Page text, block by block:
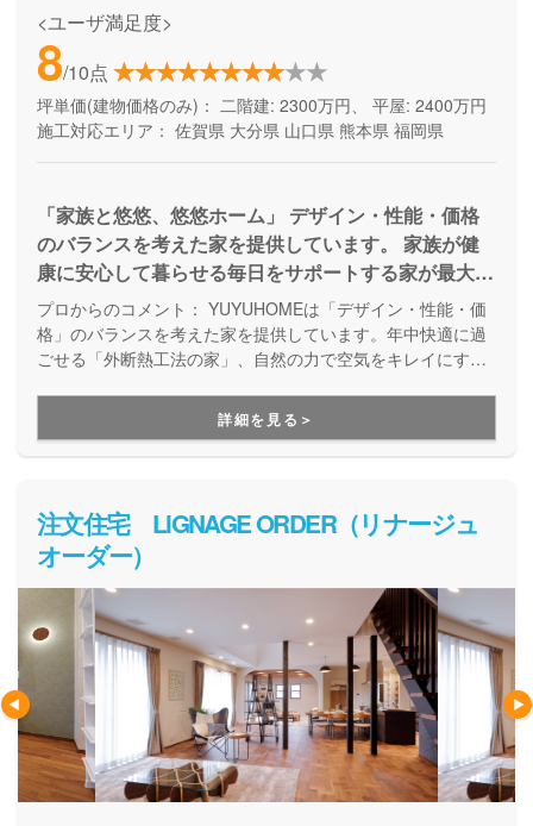
<ユーザ満足度>
8/10点
坪単価(建物価格のみ)： 二階建: 2300万円、 平屋: 2400万円
施工対応エリア： 佐賀県 大分県 山口県 熊本県 福岡県
「家族と悠悠、悠悠ホーム」 デザイン・性能・価格
のバランスを考えた家を提供しています。 家族が健
康に安心して暮らせる毎日をサポートする家が最大の
コンセプトです。 身体に優しい住空間と、ライフス
タイルに合わせた自由設計に自信があります。
プロからのコメント： YUYUHOMEは「デザイン・性能・価
格」のバランスを考えた家を提供しています。年中快適に過
ごせる「外断熱工法の家」、自然の力で空気をキレイにする
族の快適な暮らしと健康を考えた家づくりをしています。設
計～施工まで自社で一貫して行っている点も強みで、性能の
高い住まいを実現しています。
詳細を見る＞
注文住宅 LiGNAGE ORDER（リナージュ
オーダー）